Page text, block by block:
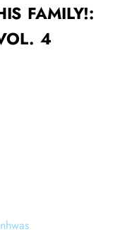
FAMILY!:
4